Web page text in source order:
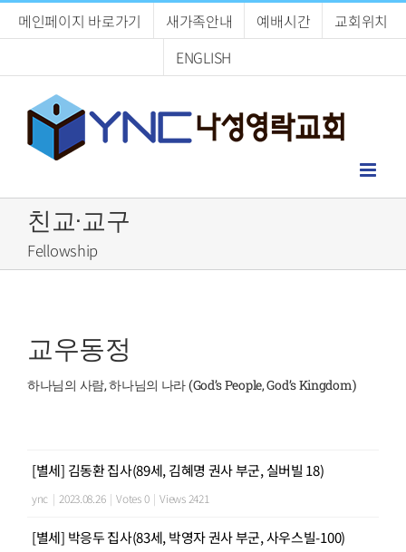
메인페이지 바로가기 새가족안내 예배시간
교회위치
ENGLISH
친교·교구
Fellowship
교우동정
하나님의 사람, 하나님의 나라 (God’s People, God’s Kingdom)
[별세] 김동환 집사(89세, 김혜명 권사 부군, 실버빌 18)
ync | 2023.08.26 | Votes 0 | Views 2421
[별세] 박응두 집사(83세, 박영자 권사 부군, 사우스빌-100)